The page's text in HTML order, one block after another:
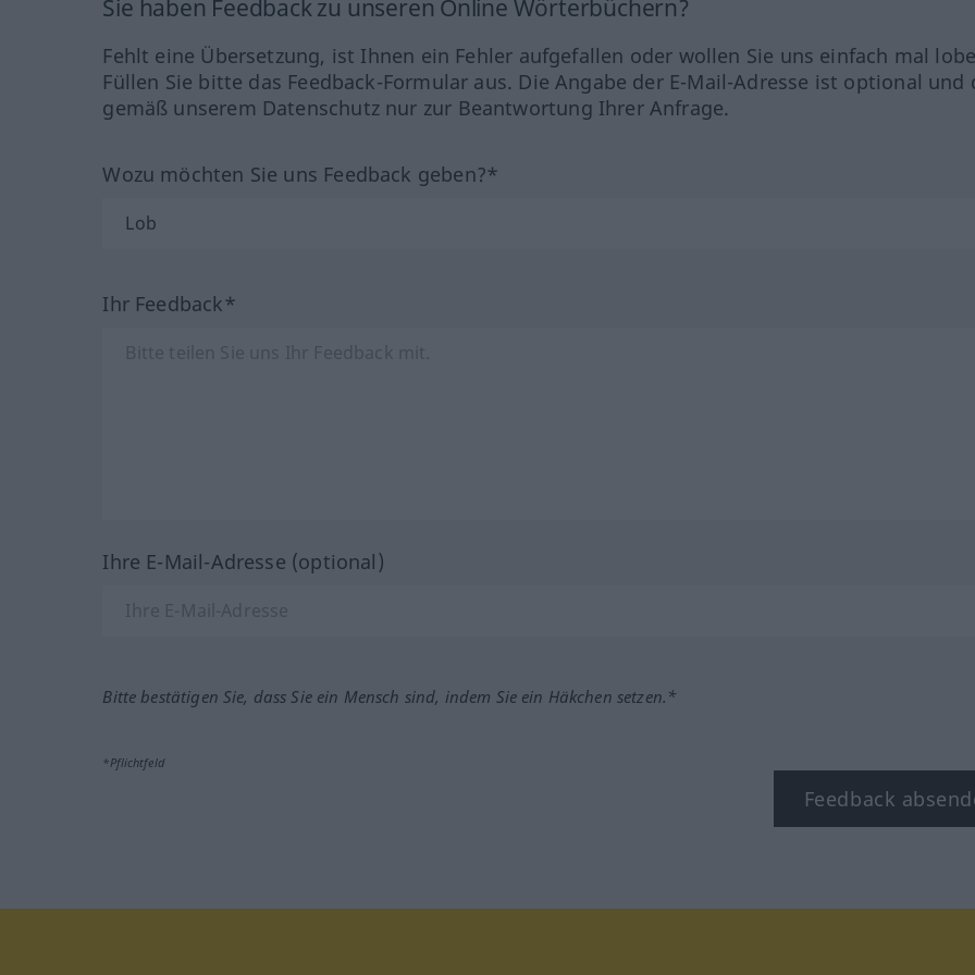
Sie haben Feedback zu unseren Online Wörterbüchern?
Fehlt eine Übersetzung, ist Ihnen ein Fehler aufgefallen oder wollen Sie uns einfach mal
Füllen Sie bitte das Feedback-Formular aus. Die Angabe der E-Mail-Adresse ist optional und
gemäß unserem Datenschutz nur zur Beantwortung Ihrer Anfrage.
Wozu möchten Sie uns Feedback geben?*
Ihr Feedback*
Ihre E-Mail-Adresse (optional)
Bitte bestätigen Sie, dass Sie ein Mensch sind, indem Sie ein Häkchen setzen.*
*Pflichtfeld
Feedback